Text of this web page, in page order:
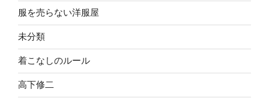
服を売らない洋服屋
未分類
着こなしのルール
高下修二